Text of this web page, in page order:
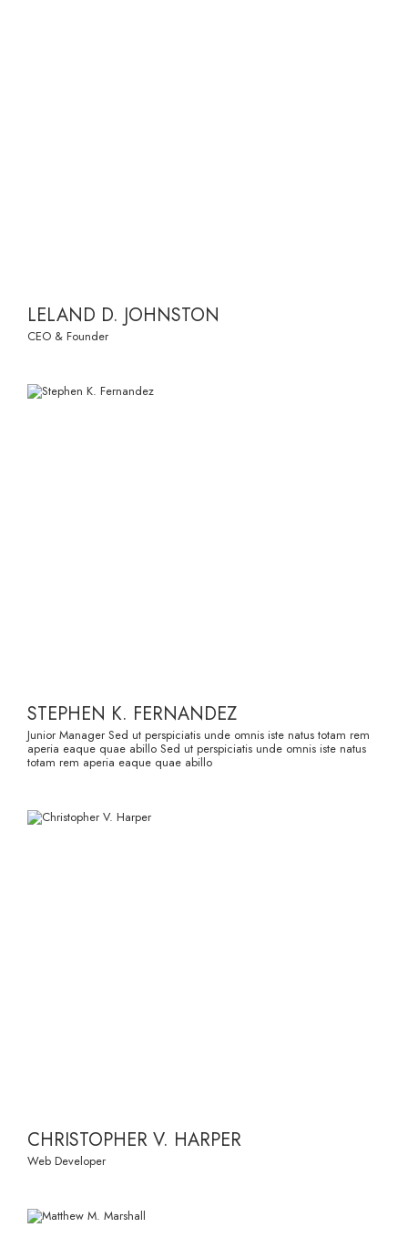
LELAND D. JOHNSTON
CEO & Founder
STEPHEN K. FERNANDEZ
Junior Manager Sed ut perspiciatis unde omnis iste natus totam rem
aperia eaque quae abillo Sed ut perspiciatis unde omnis iste natus
totam rem aperia eaque quae abillo
CHRISTOPHER V. HARPER
Web Developer